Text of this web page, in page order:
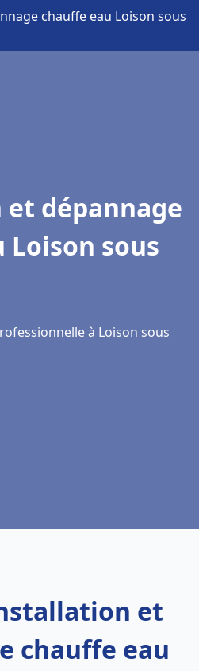
chauffe eau Loison sous
dépannage
Loison sous
à Loison sous
et
chauffe eau